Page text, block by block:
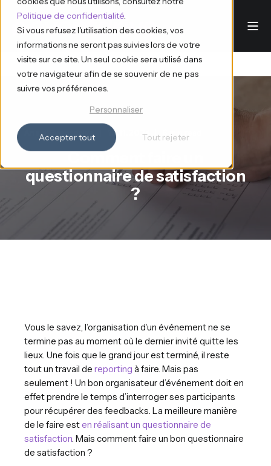
Politique de confidentialité.
Si vous refusez l'utilisation des cookies, vos
informations ne seront pas suivies lors de votre
visite sur ce site. Un seul cookie sera utilisé dans
votre navigateur afin de se souvenir de ne pas
suivre vos préférences.
Personnaliser
Accepter tout Tout rejeter
Ana d'Eventdrive 12.11.2024 6 min read
Comment faire un
questionnaire de satisfaction
?
Vous le savez, l’organisation d’un événement ne se
termine pas au moment où le dernier invité quitte les
lieux. Une fois que le grand jour est terminé, il reste
tout un travail de reporting à faire. Mais pas
seulement ! Un bon organisateur d’événement doit en
effet prendre le temps d’interroger ses participants
pour récupérer des feedbacks. La meilleure manière
de le faire esten réalisant un questionnaire de
satisfaction . Mais comment faire un bon questionnaire
de satisfaction ?